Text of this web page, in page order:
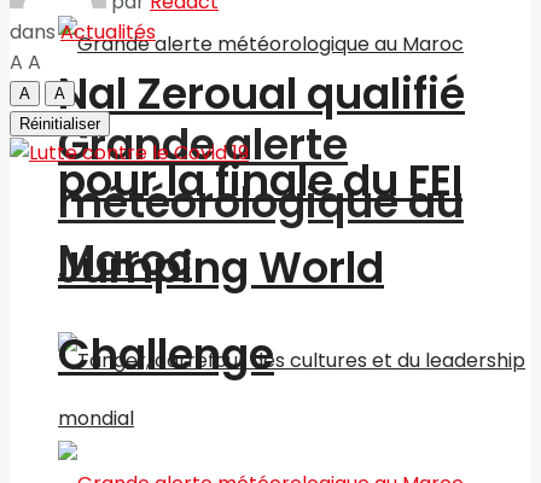
Grande alerte
météorologique au
Maroc
Nal Zeroual qualifié
pour la finale du FEI
Jumping World
Challenge
dans Actualités
A A
A
A
Réinitialiser